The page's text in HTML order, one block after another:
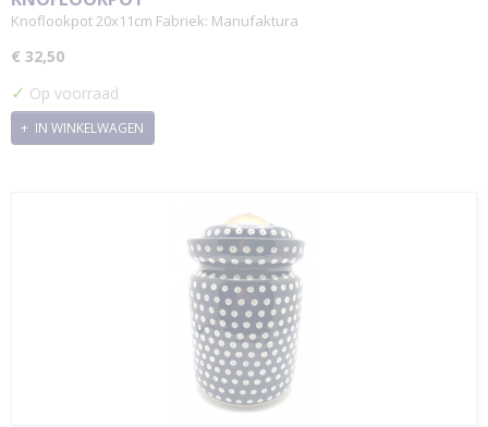
Knoflookpot 20x11cm Fabriek: Manufaktura
€ 32,50
✓ Op voorraad
IN WINKELWAGEN